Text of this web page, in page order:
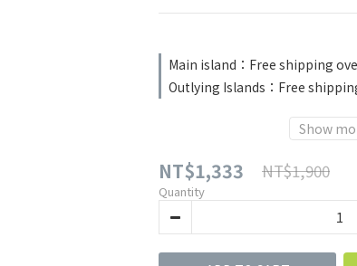
Main island：Free shipping
Outlying Islands：Free
Show
NT$1,333 NT$1,900
Quantity